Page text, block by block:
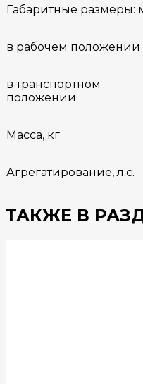
Габаритные
в рабочем положении
в транспортном
положении
Масса, кг
Агрегатирование, л.с.
ТАКЖЕ В